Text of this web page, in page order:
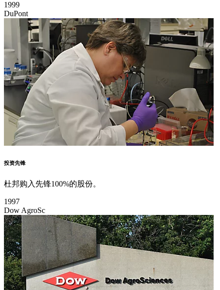
1999
DuPont
投资先锋
杜邦购入先锋100%的股份。
1997
Dow AgroSc